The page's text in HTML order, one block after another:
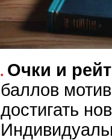
Очки и
баллов
достигать